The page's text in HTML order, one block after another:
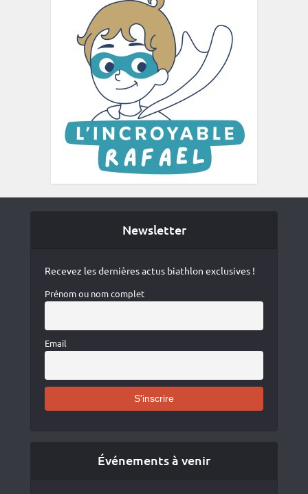
Newsletter
Recevez les dernières actus biathlon exclusives !
Prénom ou nom complet
Email
Événements à venir